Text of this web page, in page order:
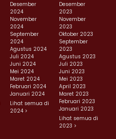
Desember
2024
November
2024
September
2024
Agustus 2024
Juli 2024
Juni 2024
Mei 2024
Maret 2024
Februari 2024
Januari 2024
Lihat semua di
2024 >
Desember
2023
November
2023
Oktober 2023
September
2023
Agustus 2023
Juli 2023
Juni 2023
Mei 2023
April 2023
Maret 2023
Februari 2023
Januari 2023
Lihat semua di
2023 >